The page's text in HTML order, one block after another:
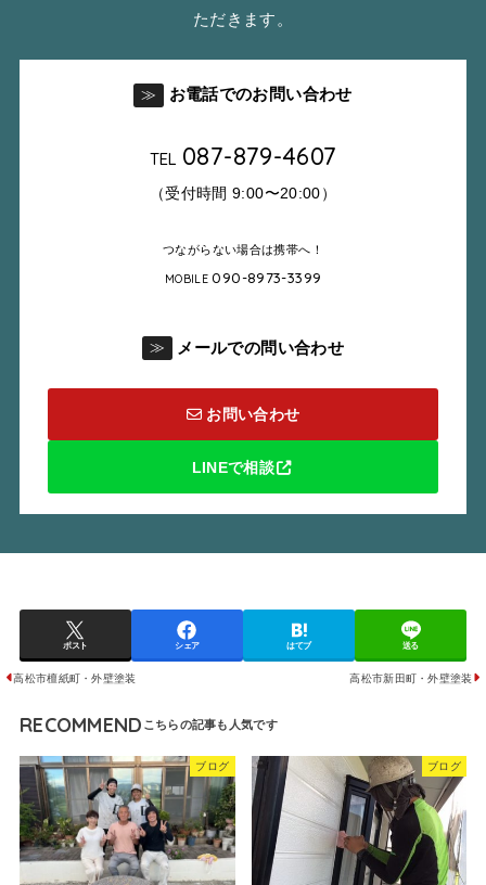
ただきます。
≫ お電話でのお問い合わせ
TEL 087-879-4607
（受付時間 9:00〜20:00）
つながらない場合は携帯へ！
MOBILE090-8973-3399
≫ メールでの問い合わせ
お問い合わせ
LINEで相談
ポスト シェア はてブ 送る
高松市檀紙町・外壁塗装 高松市新田町・外壁塗装
RECOMMEND
ブログ ブログ